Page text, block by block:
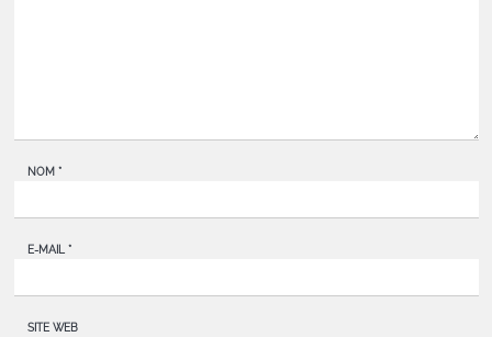
NOM *
E-MAIL *
SITE WEB